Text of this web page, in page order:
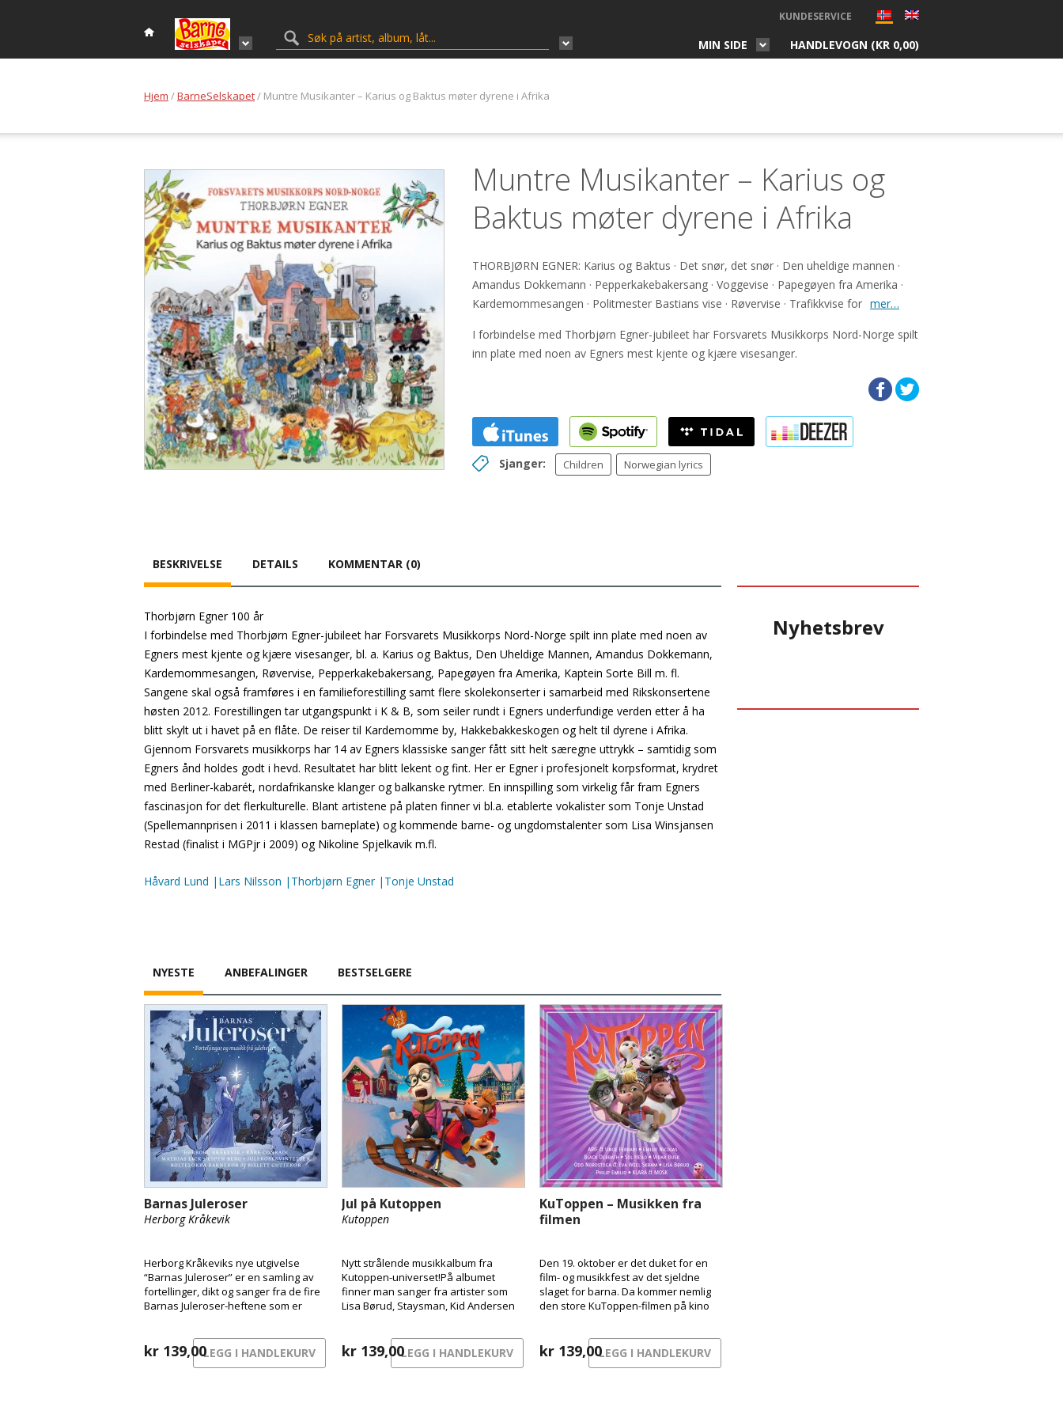
KUNDESERVICE
MIN SIDE HANDLEVOGN (KR 0,00)
Hjem /BarneSelskapet/ Muntre Musikanter – Karius og Baktus møter dyrene i Afrika
Muntre Musikanter – Karius og
Baktus møter dyrene i Afrika
THORBJØRN EGNER: Karius og Baktus · Det snør, det snør · Den uheldige mannen ·
Amandus Dokkemann · Pepperkakebakersang · Voggevise · Papegøyen fra Amerika ·
Kardemommesangen · Politmester Bastians vise · Røvervise · Trafikkvise for mer…
I forbindelse med Thorbjørn Egner-jubileet har Forsvarets Musikkorps Nord-Norge spilt
inn plate med noen av Egners mest kjente og kjære visesanger.
Sjanger: Children Norwegian lyrics
BESKRIVELSE DETAILS KOMMENTAR (0)
Thorbjørn Egner 100 år
I forbindelse med Thorbjørn Egner-jubileet har Forsvarets Musikkorps Nord-Norge spilt inn plate med noen av
Egners mest kjente og kjære visesanger, bl. a. Karius og Baktus, Den Uheldige Mannen, Amandus Dokkemann,
Kardemommesangen, Røvervise, Pepperkakebakersang, Papegøyen fra Amerika, Kaptein Sorte Bill m. fl.
Sangene skal også framføres i en familieforestilling samt flere skolekonserter i samarbeid med Rikskonsertene
høsten 2012. Forestillingen tar utgangspunkt i K & B, som seiler rundt i Egners underfundige verden etter å ha
blitt skylt ut i havet på en flåte. De reiser til Kardemomme by, Hakkebakkeskogen og helt til dyrene i Afrika.
Gjennom Forsvarets musikkorps har 14 av Egners klassiske sanger fått sitt helt særegne uttrykk – samtidig som
Egners ånd holdes godt i hevd. Resultatet har blitt lekent og fint. Her er Egner i profesjonelt korpsformat, krydret
med Berliner-kabarét, nordafrikanske klanger og balkanske rytmer. En innspilling som virkelig får fram Egners
fascinasjon for det flerkulturelle. Blant artistene på platen finner vi bl.a. etablerte vokalister som Tonje Unstad
(Spellemannprisen i 2011 i klassen barneplate) og kommende barne- og ungdomstalenter som Lisa Winsjansen
Restad (finalist i MGPjr i 2009) og Nikoline Spjelkavik m.fl.
Håvard Lund |Lars Nilsson |Thorbjørn Egner |Tonje Unstad
NYESTE ANBEFALINGER BESTSELGERE
Barnas Juleroser
Herborg Kråkevik
Herborg Kråkeviks nye utgivelse
“Barnas Juleroser” er en samling av
fortellinger, dikt og sanger fra de fire
Barnas Juleroser-heftene som er
varm blanding av lydbok og musikk.
kr 139,00LEGG I HANDLEKURV
Jul på Kutoppen
Kutoppen
Nytt strålende musikkalbum fra
Kutoppen-universet!På albumet
finner man sanger fra artister som
Lisa Børud, Staysman, Kid Andersen
kr 139,00LEGG I HANDLEKURV
KuToppen – Musikken fra
filmen
Den 19. oktober er det duket for en
film- og musikkfest av det sjeldne
slaget for barna. Da kommer nemlig
den store KuToppen-filmen på kino
bråte kjente artister!
kr 139,00LEGG I HANDLEKURV
Nyhetsbrev